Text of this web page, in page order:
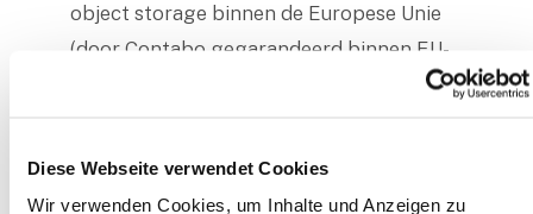
Diese Webseite verwendet Cookies
Wir verwenden Cookies, um Inhalte und Anzeigen zu
object storage binnen de Europese Unie
(door Contabo gegarandeerd binnen EU-
infrastructuur, voornamelijk Duitsland).
nodig zijn voor het platform en de